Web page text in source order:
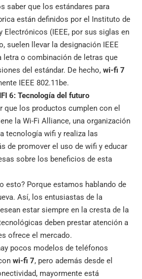
saber que los estándares para
están definidos por el Instituto de
Electrónicos (IEEE, por sus siglas en
suelen llevar la designación IEEE
letra o combinación de letras que
del estándar. De hecho, wi-fi 7
IEEE 802.11be.
6: Tecnología del futuro
que los productos cumplen con el
la Wi-Fi Alliance, una organización
tecnología wifi y realiza las
de promover el uso de wifi y educar
sobre los beneficios de esta
esto? Porque estamos hablando de
Así, los entusiastas de la
estar siempre en la cresta de la
deben prestar atención a
ofrece el mercado.
pocos modelos de teléfonos
wi-fi 7, pero además desde el
mayormente está